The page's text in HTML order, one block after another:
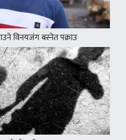
विनयजंग बस्नेत पक्राउ